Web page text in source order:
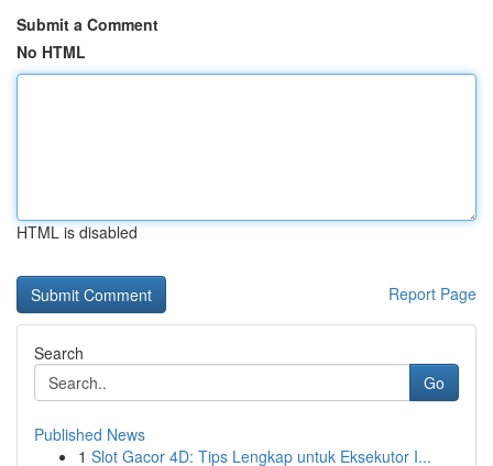
Submit a Comment
No HTML
HTML is disabled
Report Page
Search
Go
Published News
1 Slot Gacor 4D: Tips Lengkap untuk Eksekutor I...